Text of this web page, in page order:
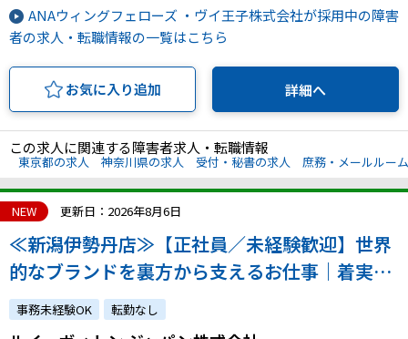
ANAウィングフェローズ ・ヴイ王子株式会社が採用中の障害
者の求人・転職情報の一覧はこちら
お気に入り追加 詳細へ
この求人に関連する障害者求人・転職情報
東京都の求人 神奈川県の求人 受付・秘書の求人 庶務・メールルー
NEW 更新日：2026年8月6日
≪新潟伊勢丹店≫【正社員／未経験歓迎】世界
的なブランドを裏方から支えるお仕事｜着実な
成長を実感できる環境です！｜atGPからの採用
実績あり
事務未経験OK 転勤なし
法人向けページ